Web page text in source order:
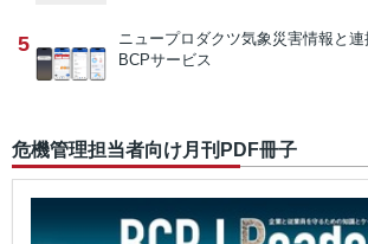
5 ニュープロダクツ気象災害情報と
BCPサービス
危機管理担当者向け月刊PDF冊子